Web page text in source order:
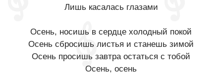
Лишь касалась глазами
Осень, носишь в сердце холодный покой
Осень сбросишь листья и станешь зимой
Осень просишь завтра остаться с тобой
Осень, осень